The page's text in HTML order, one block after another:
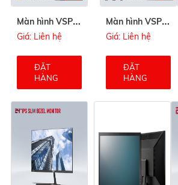
M
àn hình VSP 24inch V2408 (Pink)
Giá: Liên hệ
ĐẶT
HÀNG
M
àn hình VSP 22inch V2204HT
Giá: Liên hệ
ĐẶT
HÀNG